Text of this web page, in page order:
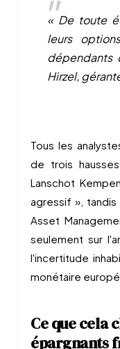
« De toute
leurs
dépendants
Hirzel,
Tous les
de trois
Lanschot
agressif », tandis
Asset
seulement sur
l'incertitude
monétaire
Ce que cela
épargnants